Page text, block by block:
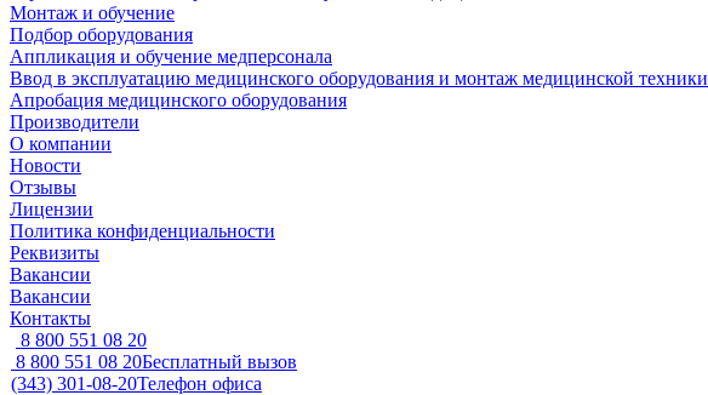
Монтаж и обучение
Подбор оборудования
Аппликация и обучение медперсонала
Ввод в эксплуатацию медицинского оборудования и монтаж медицинской техники
Апробация медицинского оборудования
Производители
О компании
Новости
Отзывы
Лицензии
Политика конфиденциальности
Реквизиты
Вакансии
Вакансии
Контакты
8 800 551 08 20
8 800 551 08 20Бесплатный вызов
(343) 301-08-20Телефон офиса